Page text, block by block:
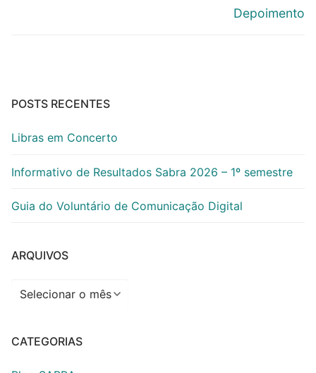
post:
Depoimento
POSTS RECENTES
Libras em Concerto
Informativo de Resultados Sabra 2026 – 1º semestre
Guia do Voluntário de Comunicação Digital
ARQUIVOS
Arquivos
CATEGORIAS